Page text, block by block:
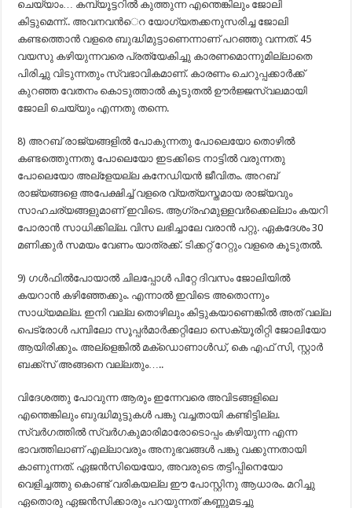
ചെയ്യാം… കമ്പ്യൂട്ടറില്‍ കുത്തുന്ന എന്തെങ്കിലും ജോലി
കിട്ടുമെന്ന്.. അവനവന്‍െറ യോഗ്യതക്കനുസരിച്ച ജോലി
കണ്ടത്തൊന്‍ വളരെ ബുദ്ധിമുട്ടാണെന്നാണ് പറഞ്ഞു വന്നത്. 45
വയസു കഴിയുന്നവരെ പ്രത്യേകിച്ചു കാരണമൊന്നുമില്ലാതെ
പിരിച്ചു വിടുന്നതും സ്വഭാവികമാണ്. കാരണം ചെറുപ്പക്കാര്‍ക്ക്
കുറഞ്ഞ വേതനം കൊടുത്താല്‍ കൂടുതല്‍ ഊര്‍ജ്ജസ്വലമായി
ജോലി ചെയ്യും എന്നതു തന്നെ.
8) അറബ് രാജ്യങ്ങളില്‍ പോകുന്നതു പോലെയോ തൊഴില്‍
കണ്ടത്തെുന്നതു പോലെയോ ഇടക്കിടെ നാട്ടില്‍ വരുന്നതു
പോലെയോ അല്ളേയല്ല കനേഡിയന്‍ ജീവിതം. അറബ്
രാജ്യങ്ങളെ അപേക്ഷിച്ച് വളരെ വ്യത്യസ്തമായ രാജ്യവും
സാഹചര്യങ്ങളുമാണ് ഇവിടെ. ആഗ്രഹമുള്ളവര്‍ക്കെല്ലാം കയറി
പോരാന്‍ സാധിക്കില്ല. വിസ ലഭിച്ചാലേ വരാന്‍ പറ്റു. ഏകദേശം 30
മണിക്കുര്‍ സമയം വേണം യാത്രക്ക്. ടിക്കറ്റ് റേറ്റും വളരെ കൂടുതല്‍.
9) ഗള്‍ഫില്‍പോയാല്‍ ചിലപ്പോള്‍ പിറ്റേ ദിവസം ജോലിയില്‍
കയറാന്‍ കഴിഞ്ഞേക്കും. എന്നാല്‍ ഇവിടെ അതൊന്നും
സാധ്യമല്ല. ഇനി വല്ല തൊഴിലും കിട്ടുകയാണെങ്കില്‍ അത് വല്ല
പെട്രോള്‍ പമ്പിലോ സൂപ്പര്‍മാര്‍ക്കറ്റിലോ സെക്യൂരിറ്റി ജോലിയോ
ആയിരിക്കും. അല്ളെങ്കില്‍ മക്ഡൊണാള്‍ഡ്, കെ എഫ് സി, സ്റ്റാര്‍
ബക്ക്സ് അങ്ങനെ വല്ലതും…..
വിദേശത്തു പോവുന്ന ആരും ഇന്നേവരെ അവിടങ്ങളിലെ
എന്തെങ്കിലും ബുദ്ധിമുട്ടുകള്‍ പങ്കു വച്ചതായി കണ്ടിട്ടില്ല.
സ്വര്‍ഗത്തില്‍ സ്വര്‍ഗകുമാരിമാരോടൊപ്പം കഴിയുന്ന എന്ന
ഭാവത്തിലാണ് എല്ലാവരും അനുഭവങ്ങള്‍ പങ്കു വക്കുന്നതായി
കാണുന്നത്. ഏജൻസിയെയോ, അവരുടെ തട്ടിപ്പിനെയോ
വെളിച്ചത്തു കൊണ്ട് വരികയല്ല ഈ പോസ്റ്റിനു ആധാരം. മറിച്ചു
ഏതൊരു ഏജൻസിക്കാരും പറയുന്നത് കണ്ണുമടച്ചു